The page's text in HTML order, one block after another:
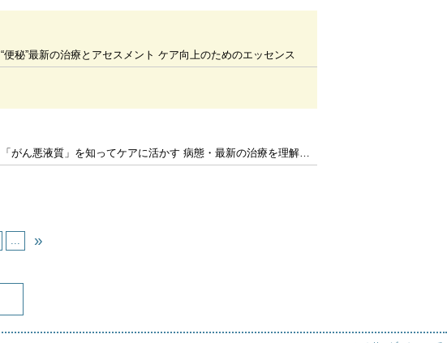
“便秘”最新の治療とアセスメント ケア向上のためのエッセンス
「がん悪液質」を知ってケアに活かす 病態・最新の治療を理解してケアをアップデート
...